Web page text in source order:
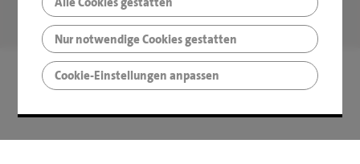
LBS Immobilien GmbH NordWest
|2510Bewertungen auf ProvenExpert.com
Nur notwendige Cookies gestatten
Cookie-Einstellungen anpassen